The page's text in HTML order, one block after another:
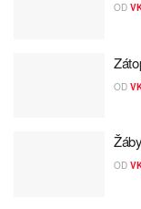
OD
OD
OD